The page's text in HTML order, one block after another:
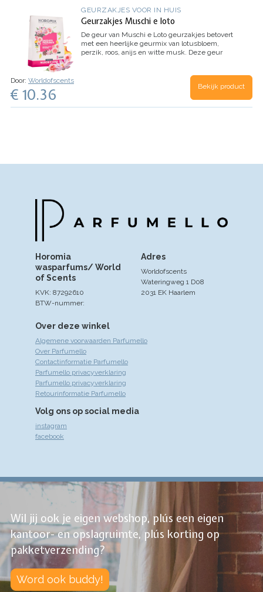
GEURZAKJES VOOR IN HUIS
Geurzakjes Muschi e loto
De geur van Muschi e Loto geurzakjes betovert
met een heerlijke geurmix van lotusbloem,
perzik, roos, anijs en witte musk. Deze geur
zoetheid van roos en de verrassende twist van
anijs. De witte musk voegt een sensuele en
blijvende diepte toe aan deze intrigerende geur.
Plaats deze geurzakjes overal waar je een
Door: Worldofscents
€ 10.36 Bekijk product
Over deze winkel
Algemene voorwaarden Parfumello
Over Parfumello
Contactinformatie Parfumello
Parfumello privacyverklaring
Parfumello privacyverklaring
Retourinformatie Parfumello
Volg ons op social media
instagram
facebook
Adres
Worldofscents
Wateringweg 1 D08
2031 EK Haarlem
Horomia
wasparfums/ World
of Scents
KVK: 87292610
BTW-nummer:
Wil jij ook je eigen webshop, plús een eigen
kantoor- en opslagruimte, plús korting op
pakketverzending?
Word ook buddy!